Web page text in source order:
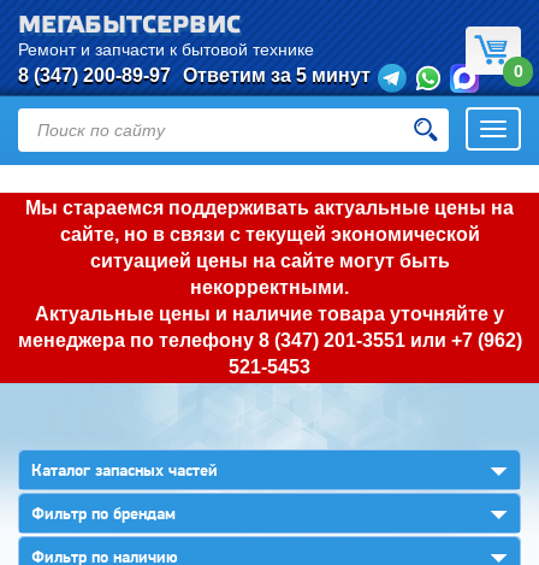
Мы стараемся поддерживать актуальные цены на
сайте, но в связи с текущей экономической
ситуацией цены на сайте могут быть
некорректными.
Актуальные цены и наличие товара уточняйте у
менеджера по телефону 8 (347) 201-3551или +7 (962)
521-5453
МЕГАБЫТСЕРВИС
Ремонт и запчасти к бытовой технике
8 (347) 200-89-97 Ответим за 5 минут 0
Каталог запасных частей ▼
Фильтр по брендам ▼
Фильтр по наличию ▼